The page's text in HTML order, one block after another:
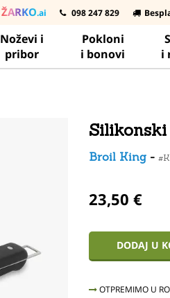
ŽARKO.ai 098 247 829
Noževi i
pribor
Pokloni
i bonovi
i
Broil King-
23,50 €
DODAJ U
OTPREMIMO U